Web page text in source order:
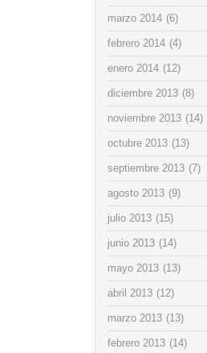
marzo 2014 (6)
febrero 2014 (4)
enero 2014 (12)
diciembre 2013 (8)
noviembre 2013 (14)
octubre 2013 (13)
septiembre 2013 (7)
agosto 2013 (9)
julio 2013 (15)
junio 2013 (14)
mayo 2013 (13)
abril 2013 (12)
marzo 2013 (13)
febrero 2013 (14)